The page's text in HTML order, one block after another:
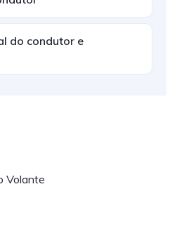
do condutor e
Volante